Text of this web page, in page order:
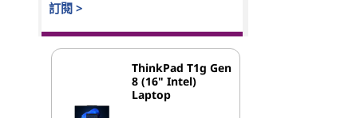
訂閱 >
ThinkPad T1g Gen
8 (16" Intel)
Laptop